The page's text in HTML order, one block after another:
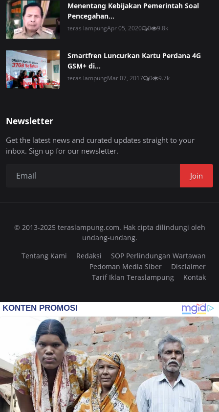
Menentang Kebijakan Pemerintah Soal
Pencegahan...
teras lampungApr 05, 2020 0 9.8k
Smartfren Luncurkan Kartu Perdana 4G
GSM+ di...
teras lampungMar 07, 2017 0 9.7k
Newsletter
Get the latest news and curated updates straight to your
inbox. Sign up for our newsletter.
Join
© 2013-2025 teraslampung.com. Hak cipta dilindungi oleh
undang-undang.
Tentang Kami
Redaksi
SOP Perlindungan Wartawan
Pedoman Media Siber
Disclaimer
Tarif Iklan Teraslampung
Kontak